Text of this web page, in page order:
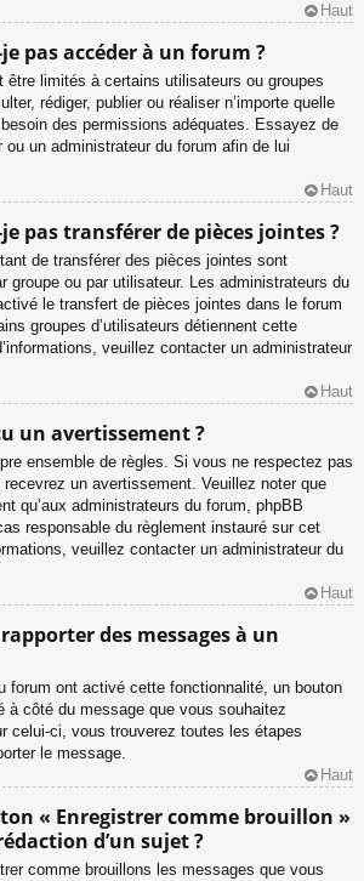
Haut
pas accéder à un forum ?
être limités à certains utilisateurs ou groupes
rédiger, publier ou réaliser n’importe quelle
des permissions adéquates. Essayez de
ou un administrateur du forum afin de lui
Haut
pas transférer de pièces jointes ?
de transférer des pièces jointes sont
groupe ou par utilisateur. Les administrateurs du
le transfert de pièces jointes dans le forum
groupes d’utilisateurs détiennent cette
veuillez contacter un administrateur
Haut
un avertissement ?
ensemble de règles. Si vous ne respectez pas
un avertissement. Veuillez noter que
qu’aux administrateurs du forum, phpBB
responsable du règlement instauré sur cet
veuillez contacter un administrateur du
Haut
des messages à un
forum ont activé cette fonctionnalité, un bouton
à côté du message que vous souhaitez
celui-ci, vous trouverez toutes les étapes
le message.
Haut
« Enregistrer comme brouillon »
d’un sujet ?
comme brouillons les messages que vous